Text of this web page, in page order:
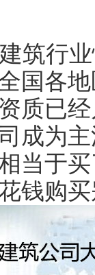
筑行
国各
质已
成为
当于
钱购